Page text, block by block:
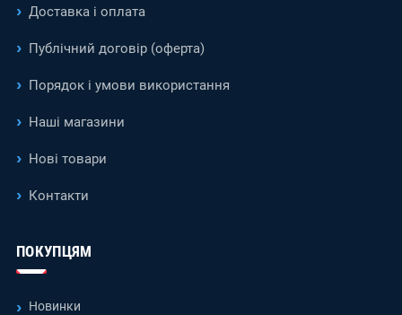
Доставка і оплата
Публічний договір (оферта)
Порядок і умови використання
Наші магазини
Нові товари
Контакти
ПОКУПЦЯМ
Новинки